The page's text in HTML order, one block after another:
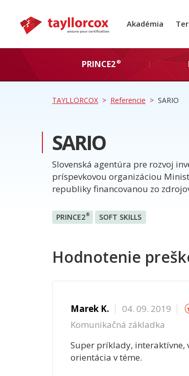
Akadémia
PRINCE2®
TAYLLORCOX > Referencie > SARIO
SARIO
Slovenská agentúra pre rozvoj
príspevkovou organizáciou
republiky financovanou zo
PRINCE2 ® SOFT SKILLS
Hodnotenie
Marek K. 04. 09. 2019
Komunikačná základka
Super príklady,
orientácia v téme.